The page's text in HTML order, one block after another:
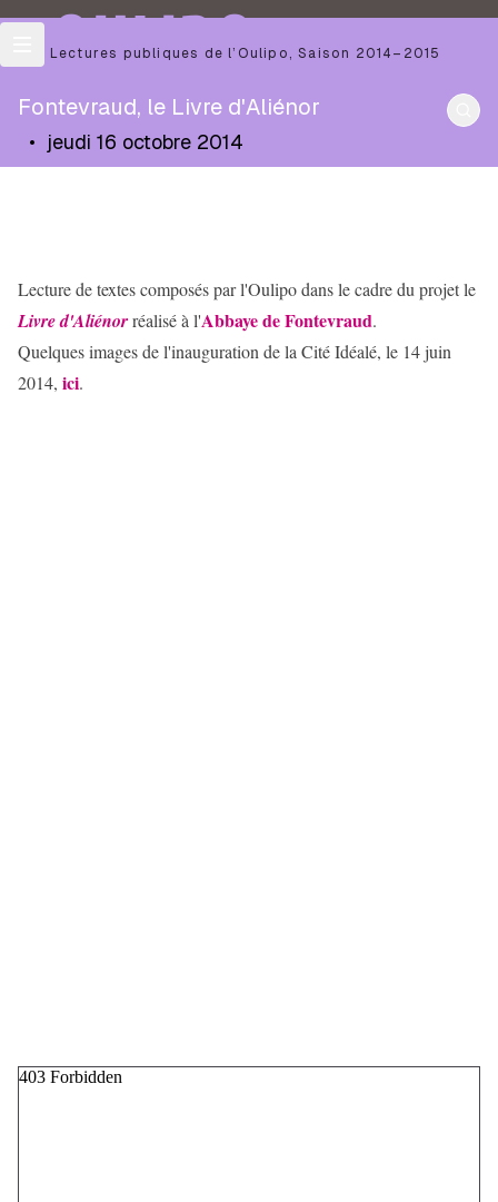
OULIPO
Les Lectures publiques de l’Oulipo ,Saison 2014–2015
Fontevraud, le Livre d'Aliénor
• jeudi 16 octobre 2014
Lecture de textes composés par l'Oulipo dans le cadre du projet le
Livre d'Aliénorréalisé à l'Abbaye de Fontevraud.
Quelques images de l'inauguration de la Cité Idéalé, le 14 juin
2014, ici.